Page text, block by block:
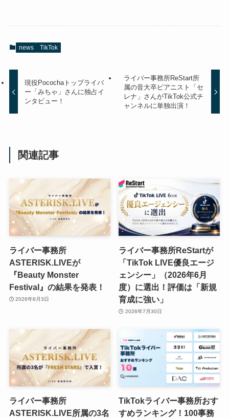
news TikTok
現役Pocochaトップライバ
ー「みちゃ」さんに独占イ
ンタビュー！
ライバー事務所ReStart所
属の音大卒ピアニスト「セ
レナ」さんがTikTok公式チ
ャンネルに単独出演！
関連記事
ライバー事務所
ASTERISK.LIVEが
『Beauty Monster
Festival』の結果を発表！
2026年8月3日
ライバー事務所ReStartが
「TikTok LIVE優良エージ
ェンシー」（2026年6月
度）に選出！評価は「新規
育成に強い」
2026年7月30日
ライバー事務所
ASTERISK.LIVE所属の3名
TikTokライバー事務所おす
すめランキング！100事務